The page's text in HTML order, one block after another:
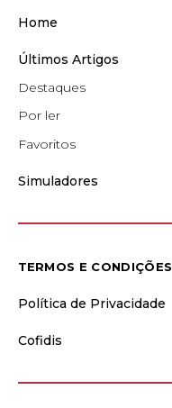
Home
Últimos Artigos
Destaques
Por ler
Favoritos
Simuladores
TERMOS E CONDIÇÕES
Política de Privacidade
Cofidis